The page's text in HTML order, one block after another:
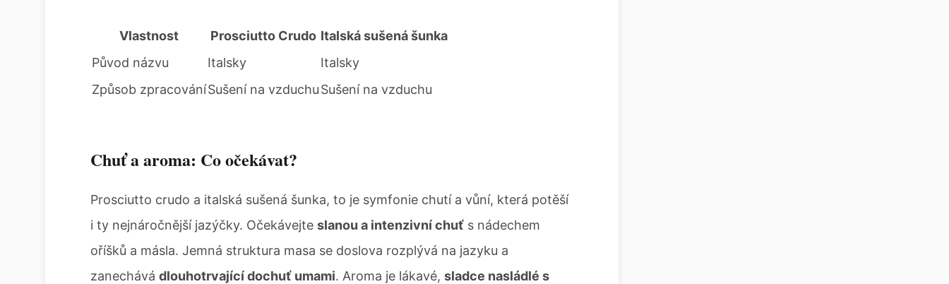
Vlastnost Prosciutto Crudo Italská sušená šunka
Původ názvu
Italsky
Italsky
Způsob zpracováníSušení na vzduchuSušení na vzduchu
Chuť a aroma: Co očekávat?
Prosciutto crudo a italská sušená šunka, to je symfonie chutí a vůní, která potěší
i ty nejnáročnější jazýčky. Očekávejte slanou a intenzivní chuť s nádechem
oříšků a másla. Jemná struktura masa se doslova rozplývá na jazyku a
zanechává dlouhotrvající dochuť umami. Aroma je lákavé, sladce nasládlé s